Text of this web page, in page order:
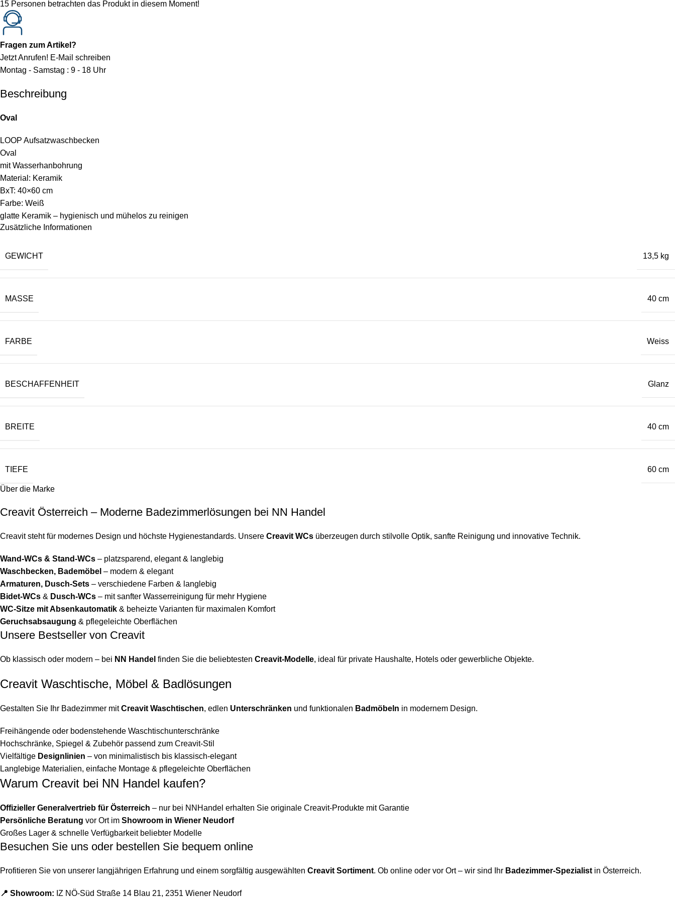
15 Personen betrachten das Produkt in diesem Moment!
Fragen zum Artikel?
Jetzt Anrufen! E-Mail schreiben
Montag - Samstag : 9 - 18 Uhr
Beschreibung
Oval
LOOP Aufsatzwaschbecken
Oval
mit Wasserhanbohrung
Material: Keramik
BxT: 40×60 cm
Farbe: Weiß
glatte Keramik – hygienisch und mühelos zu reinigen
Zusätzliche Informationen
GEWICHT 13,5 kg
MASSE 40 cm
FARBE Weiss
BESCHAFFENHEIT Glanz
BREITE 40 cm
TIEFE 60 cm
Über die Marke
Creavit Österreich – Moderne Badezimmerlösungen bei NN Handel
Creavit steht für modernes Design und höchste Hygienestandards. Unsere Creavit WCs überzeugen durch stilvolle Optik, sanfte Reinigung und innovative Technik.
Wand-WCs & Stand-WCs – platzsparend, elegant & langlebig
Waschbecken, Bademöbel – modern & elegant
Armaturen, Dusch-Sets – verschiedene Farben & langlebig
Bidet-WCs & Dusch-WCs – mit sanfter Wasserreinigung für mehr Hygiene
WC-Sitze mit Absenkautomatik & beheizte Varianten für maximalen Komfort
Geruchsabsaugung & pflegeleichte Oberflächen
Unsere Bestseller von Creavit
Ob klassisch oder modern – bei NN Handel finden Sie die beliebtesten Creavit-Modelle, ideal für private Haushalte, Hotels oder gewerbliche Objekte.
Creavit Waschtische, Möbel & Badlösungen
Gestalten Sie Ihr Badezimmer mitCreavit Waschtischen, edlen Unterschränken und funktionalen Badmöbeln in modernem Design.
Freihängende oder bodenstehende Waschtischunterschränke
Hochschränke, Spiegel & Zubehör passend zum Creavit-Stil
Vielfältige Designlinien – von minimalistisch bis klassisch-elegant
Langlebige Materialien, einfache Montage & pflegeleichte Oberflächen
Warum Creavit bei NN Handel kaufen?
Offizieller Generalvertrieb für Österreich – nur bei NNHandel erhalten Sie originale Creavit-Produkte mit Garantie
Persönliche Beratung vor Ort im Showroom in Wiener Neudorf
Großes Lager & schnelle Verfügbarkeit beliebter Modelle
Besuchen Sie uns oder bestellen Sie bequem online
Profitieren Sie von unserer langjährigen Erfahrung und einem sorgfältig ausgewählten Creavit Sortiment. Ob online oder vor Ort – wir sind Ihr Badezimmer-Spezialist in Österreich.
📍 Showroom: IZ NÖ-Süd Straße 14 Blau 21, 2351 Wiener Neudorf